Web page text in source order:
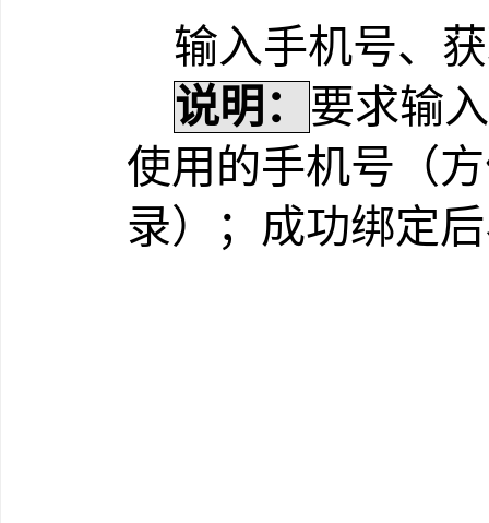
输入手机号、
说明： 要求输
使用的手机号（
录）；成功绑定